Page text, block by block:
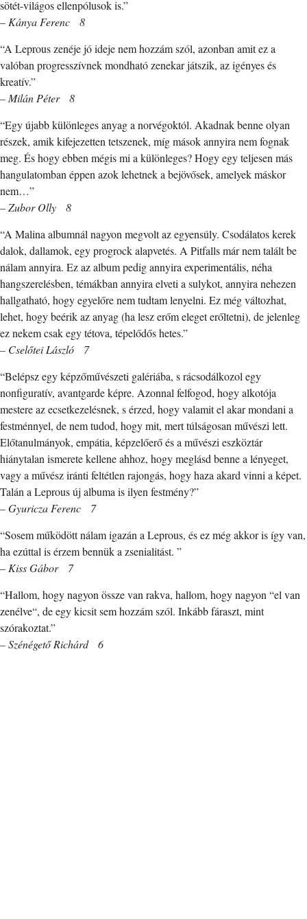
sötét-világos ellenpólusok is.”
– Kánya Ferenc 8
“A Leprous zenéje jó ideje nem hozzám szól, azonban amit ez a
valóban progresszívnek mondható zenekar játszik, az igényes és
kreatív.”
– Milán Péter 8
“Egy újabb különleges anyag a norvégoktól. Akadnak benne olyan
részek, amik kifejezetten tetszenek, míg mások annyira nem fognak
meg. És hogy ebben mégis mi a különleges? Hogy egy teljesen más
hangulatomban éppen azok lehetnek a bejövősek, amelyek máskor
nem…”
– Zubor Olly 8
“A Malina albumnál nagyon megvolt az egyensúly. Csodálatos kerek
dalok, dallamok, egy progrock alapvetés. A Pitfalls már nem talált be
nálam annyira. Ez az album pedig annyira experimentális, néha
hangszerelésben, témákban annyira elveti a sulykot, annyira nehezen
hallgatható, hogy egyelőre nem tudtam lenyelni. Ez még változhat,
lehet, hogy beérik az anyag (ha lesz erőm eleget erőltetni), de jelenleg
ez nekem csak egy tétova, tépelődős hetes.”
– Cselőtei László 7
“Belépsz egy képzőművészeti galériába, s rácsodálkozol egy
nonfiguratív, avantgarde képre. Azonnal felfogod, hogy alkotója
mestere az ecsetkezelésnek, s érzed, hogy valamit el akar mondani a
festménnyel, de nem tudod, hogy mit, mert túlságosan művészi lett.
Előtanulmányok, empátia, képzelőerő és a művészi eszköztár
hiánytalan ismerete kellene ahhoz, hogy meglásd benne a lényeget,
vagy a művész iránti feltétlen rajongás, hogy haza akard vinni a képet.
Talán a Leprous új albuma is ilyen festmény?”
– Gyuricza Ferenc 7
“Sosem működött nálam igazán a Leprous, és ez még akkor is így van,
ha ezúttal is érzem bennük a zsenialitást. ”
– Kiss Gábor 7
“Hallom, hogy nagyon össze van rakva, hallom, hogy nagyon “el van
zenélve“, de egy kicsit sem hozzám szól. Inkább fáraszt, mint
szórakoztat.”
– Szénégető Richárd 6